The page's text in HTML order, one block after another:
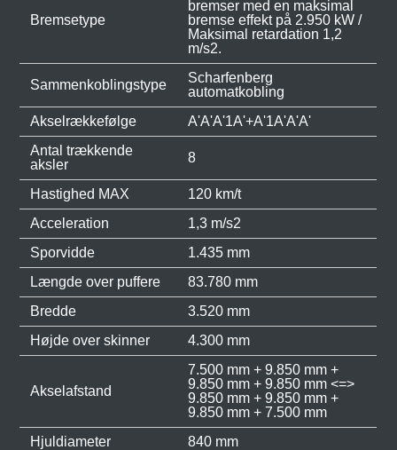
Bremsetype
bremser med en maksimal
bremse effekt på 2.950 kW /
Maksimal retardation 1,2
m/s2.
Sammenkoblingstype
Scharfenberg
automatkobling
Akselrækkefølge
A'A'A'1A'+A'1A'A'A'
Antal trækkende
aksler
8
Hastighed MAX
120 km/t
Acceleration
1,3 m/s2
Sporvidde
1.435 mm
Længde over puffere
83.780 mm
Bredde
3.520 mm
Højde over skinner
4.300 mm
Akselafstand
7.500 mm + 9.850 mm +
9.850 mm + 9.850 mm <=>
9.850 mm + 9.850 mm +
9.850 mm + 7.500 mm
Hjuldiameter
840 mm